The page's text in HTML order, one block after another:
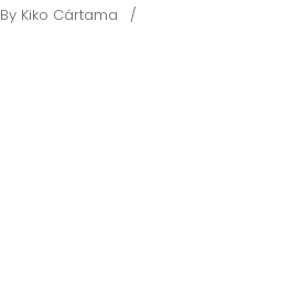
By Kiko Cártama